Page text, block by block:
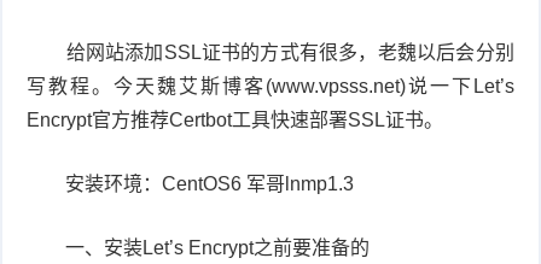
给网站添加SSL证书的方式有很多，老魏以后会分别
写教程。今天魏艾斯博客(www.vpsss.net)说一下Let’s
Encrypt官方推荐Certbot工具快速部署SSL证书。
安装环境：CentOS6 军哥lnmp1.3
一、安装Let’s Encrypt之前要准备的